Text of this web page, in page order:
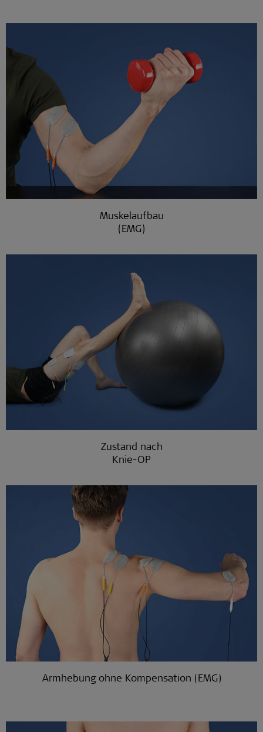
Muskelaufbau
(EMG)
Zustand nach
Knie-OP
Armhebung ohne Kompensation (EMG)